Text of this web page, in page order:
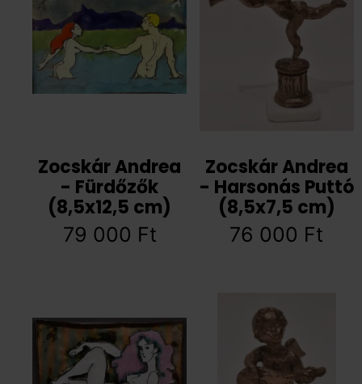
Zocskár Andrea
- Fürdőzők
(8,5x12,5 cm)
79 000 Ft
Zocskár Andrea
- Harsonás Puttó
(8,5x7,5 cm)
76 000 Ft